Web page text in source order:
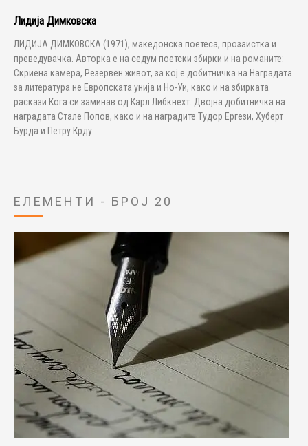
Лидија Димковска
ЛИДИЈА ДИМКОВСКА (1971), македонска поетеса, прозаистка и
преведувачка. Авторка е на седум поетски збирки и на романите:
Скриена камера, Резервен живот, за кој е добитничка на Наградата
за литература не Европската унија и Но-Уи, како и на збирката
раскази Кога си заминав од Карл Либкнехт. Двојна добитничка на
наградата Стале Попов, како и на наградите Тудор Ергези, Хуберт
Бурда и Петру Крду.
ЕЛЕМЕНТИ - БРОЈ 20